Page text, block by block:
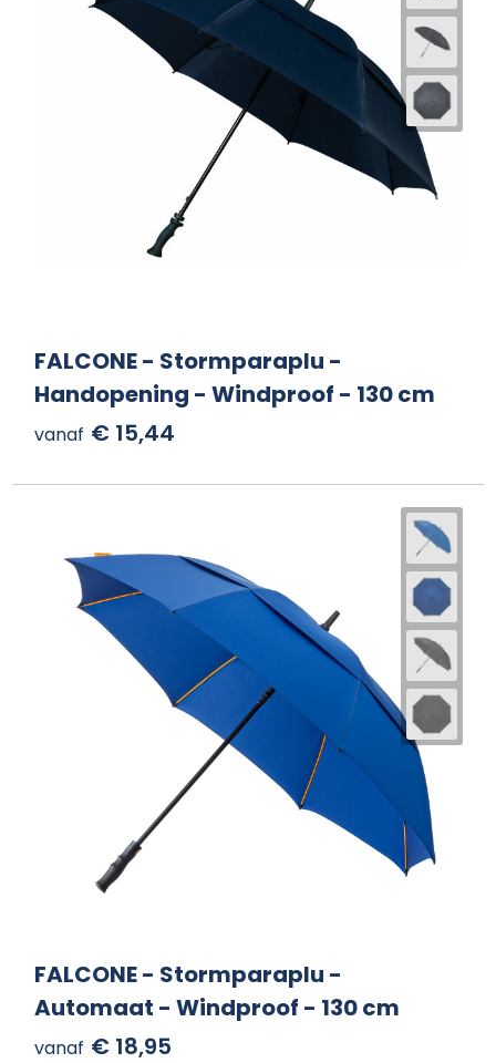
FALCONE - Stormparaplu -
Handopening - Windproof - 130 cm
vanaf € 15,44
FALCONE - Stormparaplu -
Automaat - Windproof - 130 cm
vanaf € 18,95